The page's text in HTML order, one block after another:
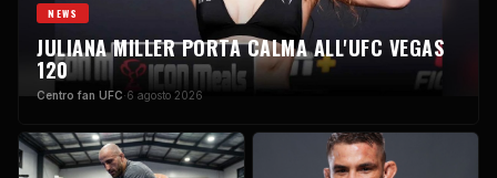
NEWS
JULIANA MILLER PORTA CALMA ALL'UFC VEGAS
120
Centro fan UFC·6 agosto 2026